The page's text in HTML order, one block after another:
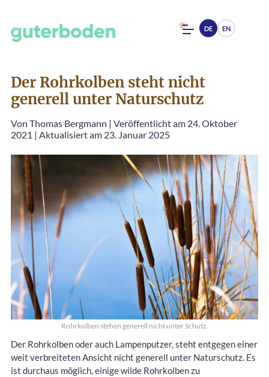
DE EN
Der Rohrkolben steht nicht
generell unter Naturschutz
Von Thomas Bergmann | Veröffentlicht am 24. Oktober
2021 | Aktualisiert am 23. Januar 2025
Rohrkolben stehen generell nicht unter Schutz.
Der Rohrkolben oder auch Lampenputzer, steht entgegen einer
weit verbreiteten Ansicht nicht generell unter Naturschutz. Es
ist durchaus möglich, einige wilde Rohrkolben zu